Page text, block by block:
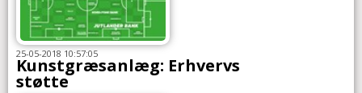
25-05-2018 10:57:05
Kunstgræsanlæg: Erhvervs
støtte